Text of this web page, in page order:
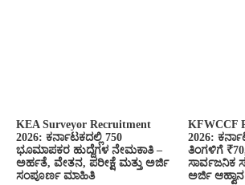
KEA Surveyor Recruitment
2026: ಕರ್ನಾಟಕದಲ್ಲಿ 750
ಭೂಮಾಪಕರ ಹುದ್ದೆಗಳ ನೇಮಕಾತಿ –
ಅರ್ಹತೆ, ವೇತನ, ಪರೀಕ್ಷೆ ಮತ್ತು ಅರ್ಜಿ
ಸಂಪೂರ್ಣ ಮಾಹಿತಿ
KFWCCF
2026:
ತಿಂಗಳಿಗೆ
ಸಾರ್ವಜನಿಕ
ಅರ್ಜಿ ಆಹ್ವಾನ